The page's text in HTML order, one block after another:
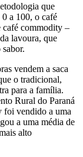
que
0 a 100, o café
café commodity –
lavoura, que
vendem a saca
o tradicional,
para a família.
Rural do Paraná
foi vendido a uma
a uma média de
alto